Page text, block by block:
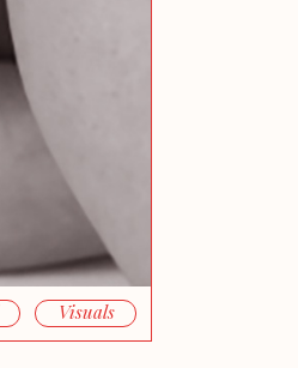
Visuals